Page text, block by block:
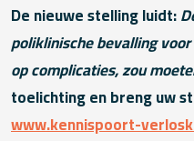
De nieuwe stelling luidt:
poliklinische bevalling
op complicaties, zou
toelichting en breng uw
www.kennispoort-